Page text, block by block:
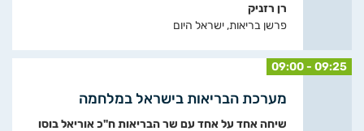
רן רזניק
פרשן בריאות, ישראל היום
09:00 - 09:25
מערכת הבריאות בישראל במלחמה
שיחה אחד על אחד עם שר הבריאות ח"כ אוריאל בוסו